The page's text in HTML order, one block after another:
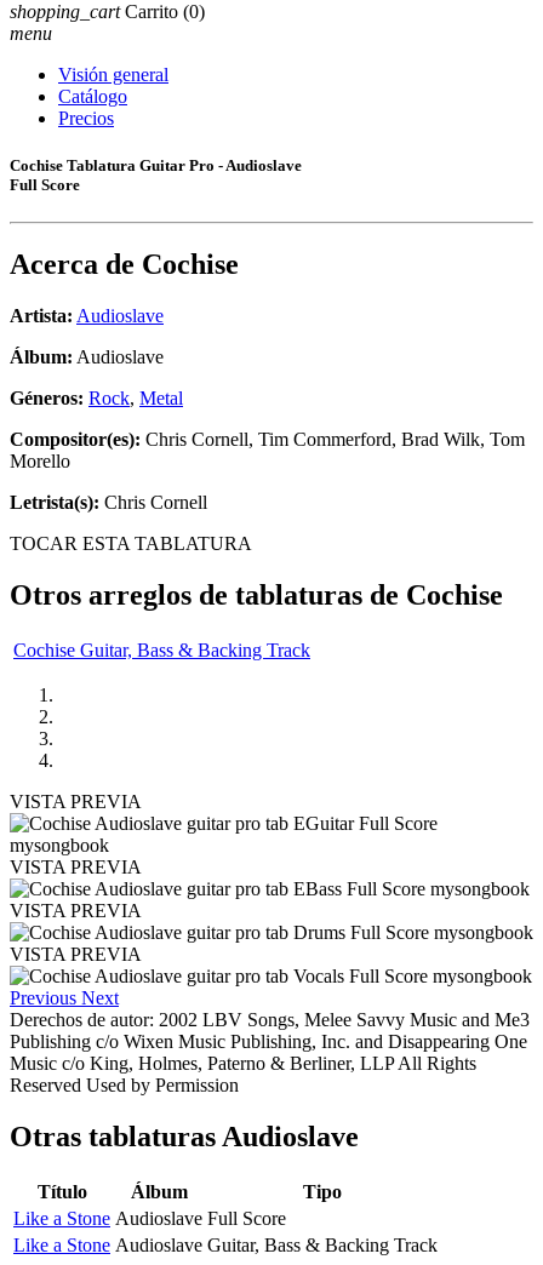
shopping_cart Carrito (0)
menu
Visión general
Catálogo
Precios
Cochise Tablatura Guitar Pro - Audioslave
Full Score
Acerca de Cochise
Artista: Audioslave
Álbum: Audioslave
Géneros: Rock, Metal
Compositor(es): Chris Cornell, Tim Commerford, Brad Wilk, Tom
Morello
Letrista(s): Chris Cornell
TOCAR ESTA TABLATURA
Otros arreglos de tablaturas de Cochise
Cochise Guitar, Bass & Backing Track
VISTA PREVIA
VISTA PREVIA
VISTA PREVIA
VISTA PREVIA
Previous Next
Derechos de autor: 2002 LBV Songs, Melee Savvy Music and Me3
Publishing c/o Wixen Music Publishing, Inc. and Disappearing One
Music c/o King, Holmes, Paterno & Berliner, LLP All Rights
Reserved Used by Permission
Otras tablaturas Audioslave
Título Álbum
Tipo
Like a Stone Audioslave Full Score
Like a Stone Audioslave Guitar, Bass & Backing Track